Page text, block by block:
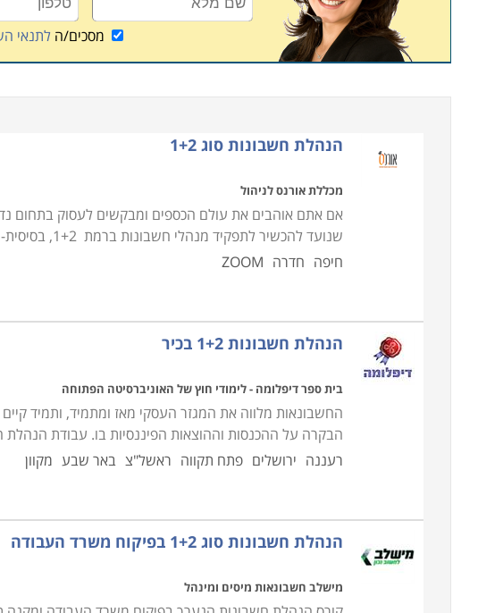
מסכים/הלתנאי
הנהלת חשבונות סוג 1+2
מכללת אורנס לניהול
אם אתם אוהבים את עולם הכספים ומבקשים לעסוק בתחום
שנועד להכשיר לתפקיד מנהלי חשבונות ברמת 1+2, בסיסית-מתקדמת, לקראת השתלבות בעסקים תעשייתיים
חיפה חדרה ZOOM
הנהלת חשבונות 1+2 בכיר
בית ספר דיפלומה - לימודי חוץ של האוניברסיטה הפתוחה
החשבונאות מלווה את המגזר העסקי מאז ומתמיד, ותמיד
הבקרה על ההכנסות וההוצאות הפיננסיות בו. עבודת הנהלת
רעננה ירושלים פתח תקווה ראשל"צ באר שבע מקוון
הנהלת חשבונות סוג 1+2 בפיקוח משרד העבודה
מישלב חשבונאות מיסים ומינהל